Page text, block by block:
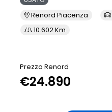
Renord Piacenza
10.602 Km
Prezzo Renord
€24.890